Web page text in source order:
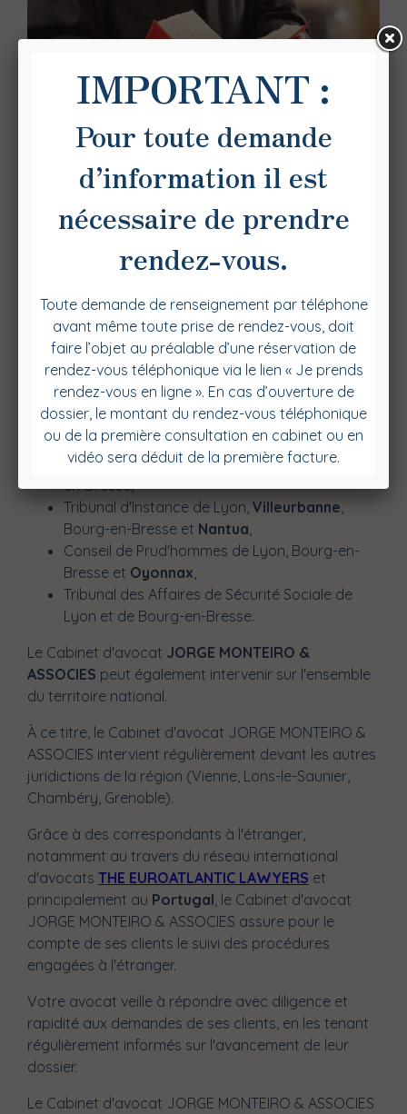
Les domaines
d'interventions de votre
Le cabinet d'avocat JORGE MONTEIRO & ASSOCIES
intervient, de par la nature de l'activité du cabinet,
notamment devant les juridictions suivantes :
Tribunal de Grande Instance de Lyon et de
Bourg-en-Bresse ,
Tribunal de Commerce de Lyon et de Bourg-
en-Bresse,
Tribunal d'Instance de Lyon, Villeurbanne,
Bourg-en-Bresse et Nantua,
Conseil de Prud'hommes de Lyon, Bourg-en-
Bresse et Oyonnax,
Tribunal des Affaires de Sécurité Sociale de
Lyon et de Bourg-en-Bresse.
Le Cabinet d'avocat JORGE MONTEIRO &
ASSOCIES peut également intervenir sur l'ensemble
du territoire national.
À ce titre, le Cabinet d'avocat JORGE MONTEIRO &
ASSOCIES intervient régulièrement devant les autres
juridictions de la région (Vienne, Lons-le-Saunier,
Chambéry, Grenoble).
Grâce à des correspondants à l'étranger,
notamment au travers du réseau international
d'avocats THE EUROATLANTIC LAWYERS et
principalement au Portugal, le Cabinet d'avocat
JORGE MONTEIRO & ASSOCIES assure pour le
compte de ses clients le suivi des procédures
engagées à l'étranger.
Votre avocat veille à répondre avec diligence et
rapidité aux demandes de ses clients, en les tenant
régulièrement informés sur l'avancement de leur
dossier.
Le Cabinet d'avocat JORGE MONTEIRO & ASSOCIES